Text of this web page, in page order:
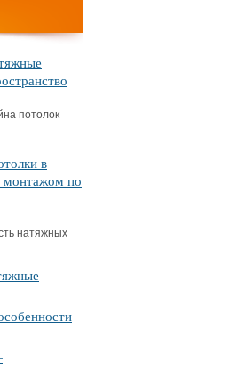
потолок
в
монтажом по
натяжных